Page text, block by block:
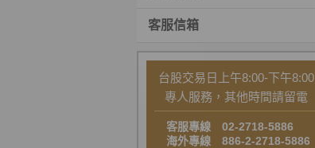
客服信箱
台股交易日上午8:00-下午8:00
專人服務，其他時間請留電
客服專線 02-2718-5886
海外專線 886-2-2718-5886